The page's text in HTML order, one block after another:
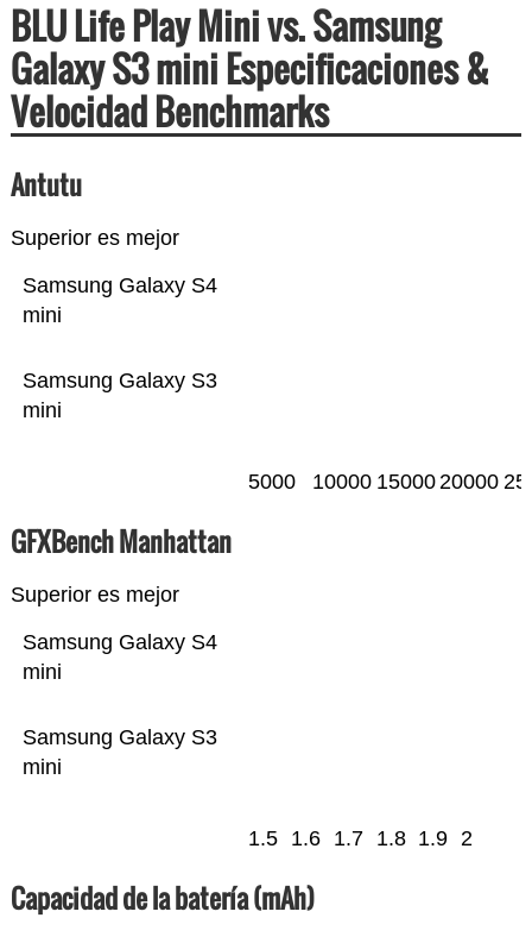
BLU Life Play Mini vs. Samsung
Galaxy S3 mini Especificaciones &
Velocidad Benchmarks
Antutu
Superior es mejor
Samsung Galaxy S3
mini
Samsung Galaxy S4
mini
5000 10000 1500020000
GFXBench Manhattan
Superior es mejor
Samsung Galaxy S3
mini
Samsung Galaxy S4
mini
1.5 1.6 1.7 1.8 1.9 2
Capacidad de la batería (mAh)